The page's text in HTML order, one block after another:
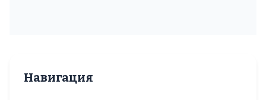
Навигация